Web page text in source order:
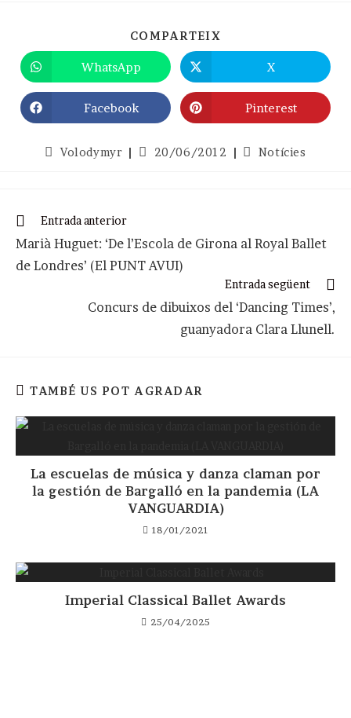
COMPARTEIX
Opens
in
a
new
window
WhatsApp
Opens
in
a
new
window
X
Opens
in
window
Facebook
Opens
in
new
window
Pinterest
AutorVolodymyr
Entrada
20/06/2012
Categoria
Notícies
Llegeix
articles
Entrada anterior
Marià Huguet: ‘De l’Escola de Girona al Royal Ballet
de Londres’ (El PUNT AVUI)
Entrada següent
Concurs de dibuixos del ‘Dancing Times’,
guanyadora Clara Llunell.
TAMBÉ US POT AGRADAR
La escuelas de música y danza claman por
la gestión de Bargalló en la pandemia (LA
VANGUARDIA)
18/01/2021
Imperial Classical Ballet Awards
25/04/2025